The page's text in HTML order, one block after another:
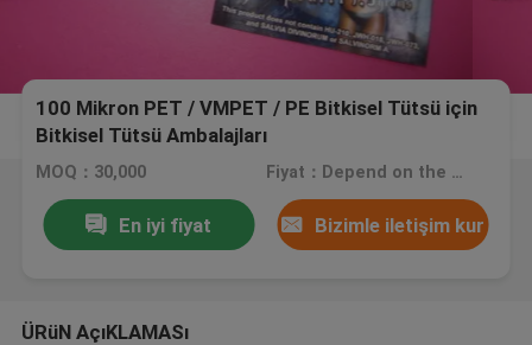
100 Mikron PET / VMPET / PE Bitkisel Tütsü için
Bitkisel Tütsü Ambalajları
MOQ：30,000 Fiyat：Depend on the bags you need.
En iyi fiyat Bizimle iletişim kur
ÜRüN AçıKLAMASı